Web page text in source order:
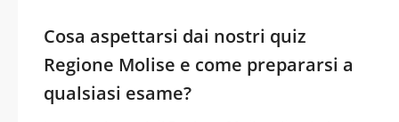
Cosa aspettarsi dai nostri quiz
Regione Molise e come prepararsi a
qualsiasi esame?